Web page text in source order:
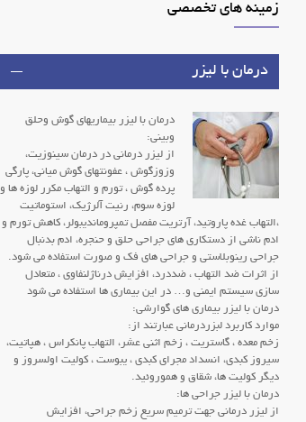
زمینه های تخصصی
درمان با لیزر
درمان با لیزر بیماریهای گوش وحلق
وبینی:
از لیزر درمانی در درمان سینوزیت،
وزوزگوش ، عفونتهای گوش میانی، پارگی
پرده گوش ، تورم و التهاب مکرر لوزه ها و
لوزه سوم، رنیت آلرژیک، استوماتیت
،التهاب غده پاروتید، آرتریت مفصل تمپروماندیبولر، کاهش تورم و
ادم ناشی از دستکاری های جراحی حلق و حنجره، ادم بدنبال
جراحی رینوبلاستی و جراحی های فک و صورت استفاده می شود.
از اثرات ضد التهاب ، ضددرد، افزایش درناژلنفاوی ، متعادل
سازی سیستم ایمنی و… در این بیماری ها استفاده می شود
درمان با لیزر بیماری های گوارشی:
موارد کاربرد لبزردرمانی عبارتند از:
زخم معده ، گاستریت ، زخم اثنی عشر، التهاب پانکراس ، هپاتیت،
سیروز کبدی، انسداد مجرای کبدی ، یبوست ، کولیت اولسروز و
دیگر کولیت ها، شقاق و هموروئید.
درمان با لیزر جراحی ها:
از لیزر درمانی جهت ترمیم سریع زخم جراحی، افزایش